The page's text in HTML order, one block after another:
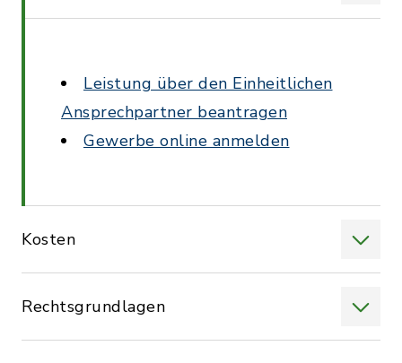
Leistung über den Einheitlichen
Ansprechpartner beantragen
Gewerbe online anmelden
Kosten
Rechtsgrundlagen